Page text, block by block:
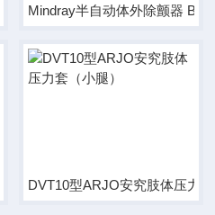
除颤器
Mindray半自动体外除颤器
压力套DVT10型ARJO安究肢体压力